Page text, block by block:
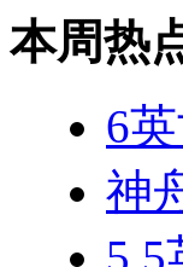
本周热
6
神